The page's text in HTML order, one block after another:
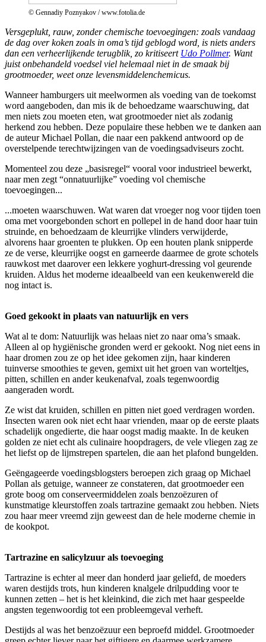
© Gennadiy Poznyakov / www.fotolia.de
Versgeplukt, rauw, zonder chemische toevoegingen: zoals vandaag
de dag over koken zoals in oma’s tijd geblogd word, is niets anders
dan een verheerlijkende terugblik, zo kritiseert Udo Pollmer. Want
juist onbehandeld voedsel viel helemaal niet in de smaak bij
grootmoeder, weet onze levensmiddelenchemicus.
Wanneer hamburgers uit meelwormen als voeding van de toekomst
word aangeboden, dan mis ik de behoedzame waarschuwing, dat
men niets zou moeten eten, wat grootmoeder niet als zodanig
herkend zou hebben. Deze populaire these hebben we te danken aan
de auteur Michael Pollan, die naar een pakkend antwoord op de
overstelpende terechtwijzingen van de voedingsadviseurs zocht.
Momenteel zou deze „basisregel“ vooral voor industrieel bewerkt,
naar men zegt “onnatuurlijke” voeding vol chemische
toevoegingen...
...moeten waarschuwen. Wat waren dat vroeger nog voor tijden toen
oma met voorgebonden schort en pollepel in de hand door haar tuin
struinde, en behoedzaam de kleurrijke vlinders verwijderde,
alvorens haar groenten te plukken. Op een houten plank snipperde
ze de verse, kleurrijke oogst en garneerde daarmee de grote schotels
rauwkost met daarover een lekkere yoghurt-dressing vol geurende
kruiden. Aldus het moderne ideaalbeeld van een keukenwereld die
nog intact is.
Goed gekookt in plaats van natuurlijk en vers
Wat al te dom: Natuurlijk was helaas niet zo naar oma’s smaak.
Alleen al op hygiënische gronden werd er gekookt. Nog niet eens in
haar dromen zou ze op het idee gekomen zijn, haar kinderen
tuinverse smoothies te geven, gemixt uit het groen van worteltjes,
pitten, schillen en ander keukenafval, zoals tegenwoordig
aangeraden wordt.
Ze wist dat kruiden, schillen en pitten niet goed verdragen worden.
Insecten waren ook niet echt haar vrienden, maar op de eerste plaats
schadelijk ongedierte, die haar oogst madig maakte. In de keuken
golden ze niet echt als culinaire hoopdragers, de vele vliegen zag ze
het liefst op de lijmstrepen spartelen, die aan het plafond bungelden.
Geëngageerde voedingsblogsters beroepen zich graag op Michael
Pollan als getuige, wanneer ze constateren, dat grootmoeder een
grote boog om conserveermiddelen zoals benzoëzuren of
kunstmatige kleurstoffen zoals tartrazine gemaakt zou hebben. Niets
zou haar meer vreemd zijn geweest dan de hele moderne chemie in
de kookpot.
Tartrazine en salicylzuur als toevoeging
Tartrazine is echter al meer dan honderd jaar geliefd, de moeders
waren destijds trots, hun kinderen knalgele drilpudding voor te
kunnen zetten – het is het kleinkind, die zich met haar gespeelde
angsten tegenwoordig tot een probleemgeval verheft.
Destijds al was het benzoëzuur een beproefd middel. Grootmoeder